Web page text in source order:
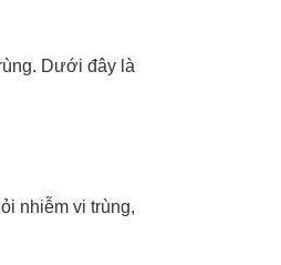
Dưới đây là
nhiễm vi trùng,